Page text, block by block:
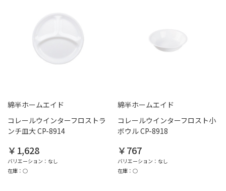
綿半ホームエイド
コレールウインターフロストラ
ンチ皿大 CP-8914
￥1,628
バリエーション：なし
在庫：○
綿半ホームエイド
コレールウインターフロスト小
ボウル CP-8918
￥767
バリエーション：なし
在庫：○